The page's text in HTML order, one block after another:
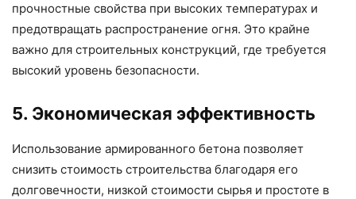
прочностные свойства при высоких температурах и
предотвращать распространение огня. Это крайне
важно для строительных конструкций, где требуется
высокий уровень безопасности.
5. Экономическая эффективность
Использование армированного бетона позволяет
снизить стоимость строительства благодаря его
долговечности, низкой стоимости сырья и простоте в